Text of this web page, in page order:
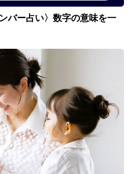
バー占い〉数字の意味を一